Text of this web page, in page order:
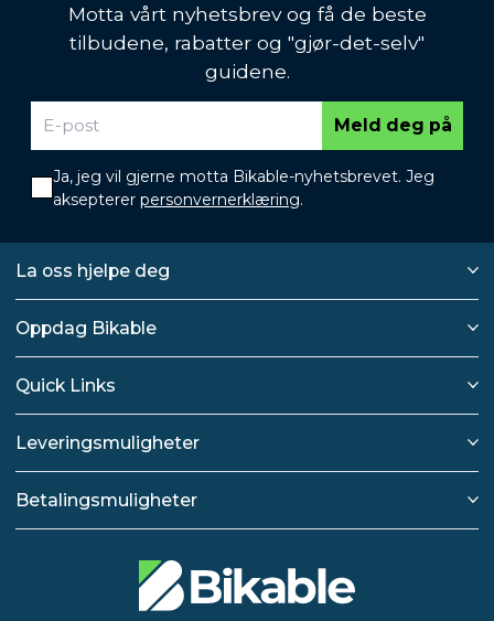
Motta vårt nyhetsbrev og få de beste
tilbudene, rabatter og "gjør-det-selv"
guidene.
Meld deg på
Ja, jeg vil gjerne motta Bikable-nyhetsbrevet. Jeg
aksepterer personvernerklæring.
La oss hjelpe deg
Oppdag Bikable
Quick Links
Leveringsmuligheter
Betalingsmuligheter